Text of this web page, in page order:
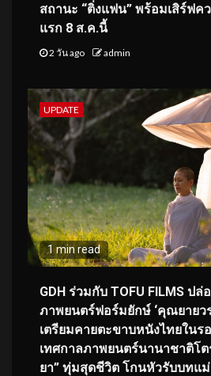
สถานะ “ติ่งแฟน” พร้อมเสิร์ฟค
แรก 8 ส.ค.นี้
2 วัน ago admin
UPDATE
1 min read
GDH ร่วมกับ TOFU FILMS ปล่
ภาพยนตร์ฟอร์มยักษ์ ‘คุณยายวร
เตรียมคายตะขาบหนังไทยใน
เทศกาลภาพยนตร์นานาชาติโต
ยา” ทุ่มสุดชีวิต โกนหัวรับบทแ